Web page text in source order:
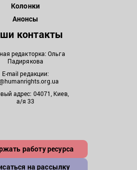
Колонки
Анонсы
контакты
редакторка: Ольга
Падирякова
E-mail редакции:
адрес: 04071, Киев,
а/я 33
работу ресурса
на рассылку